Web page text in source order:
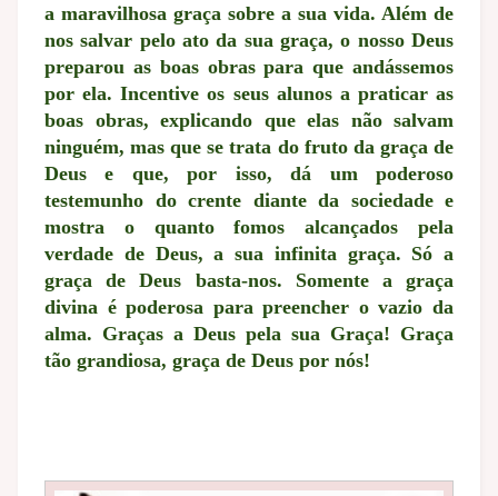
a maravilhosa graça sobre a sua vida. Além de
nos salvar pelo ato da sua graça, o nosso Deus
preparou as boas obras para que andássemos
por ela. Incentive os seus alunos a praticar as
boas obras, explicando que elas não salvam
ninguém, mas que se trata do fruto da graça de
Deus e que, por isso, dá um poderoso
testemunho do crente diante da sociedade e
mostra o quanto fomos alcançados pela
verdade de Deus, a sua infinita graça. Só a
graça de Deus basta-nos. Somente a graça
divina é poderosa para preencher o vazio da
alma. Graças a Deus pela sua Graça! Graça
tão grandiosa, graça de Deus por nós!